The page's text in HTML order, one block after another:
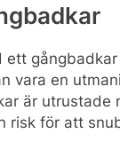
ett
vara en
är
risk för att